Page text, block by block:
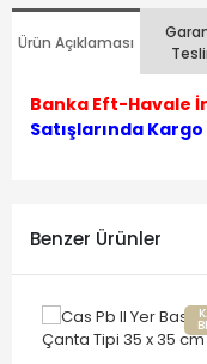
Ürün Açıklaması
Banka Eft-Havale
Satışlarında
Benzer Ürünler